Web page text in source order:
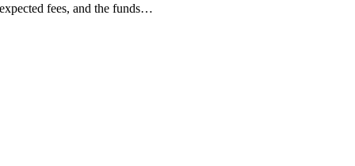
fees, and the funds…